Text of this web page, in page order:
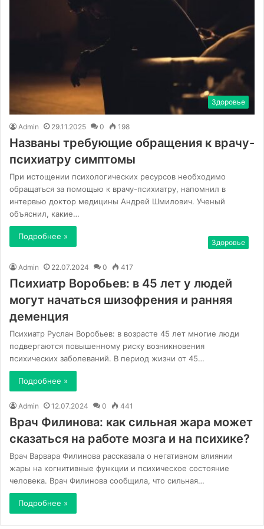
Здоровье
Admin 29.11.2025 0 198
Названы требующие обращения к врачу-
психиатру симптомы
При истощении психологических ресурсов необходимо
обращаться за помощью к врачу-психиатру, напомнил в
интервью доктор медицины Андрей Шмилович. Ученый
объяснил, какие…
Подробнее »
Здоровье
Admin 22.07.2024 0 417
Психиатр Воробьев: в 45 лет у людей
могут начаться шизофрения и ранняя
деменция
Психиатр Руслан Воробьев: в возрасте 45 лет многие люди
подвергаются повышенному риску возникновения
психических заболеваний. В период жизни от 45…
Подробнее »
Admin 12.07.2024 0 441
Врач Филинова: как сильная жара может
сказаться на работе мозга и на психике?
Врач Варвара Филинова рассказала о негативном влиянии
жары на когнитивные функции и психическое состояние
человека. Врач Филинова сообщила, что сильная…
Подробнее »